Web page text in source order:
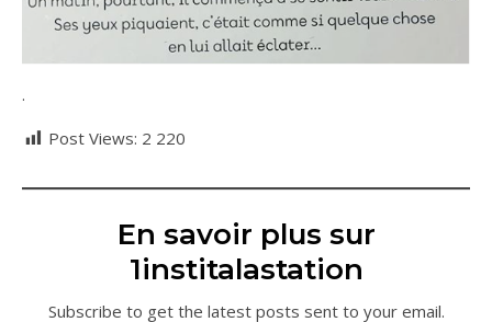
.
Post Views: 2 220
En savoir plus sur
1institalastation
Subscribe to get the latest posts sent to your email.